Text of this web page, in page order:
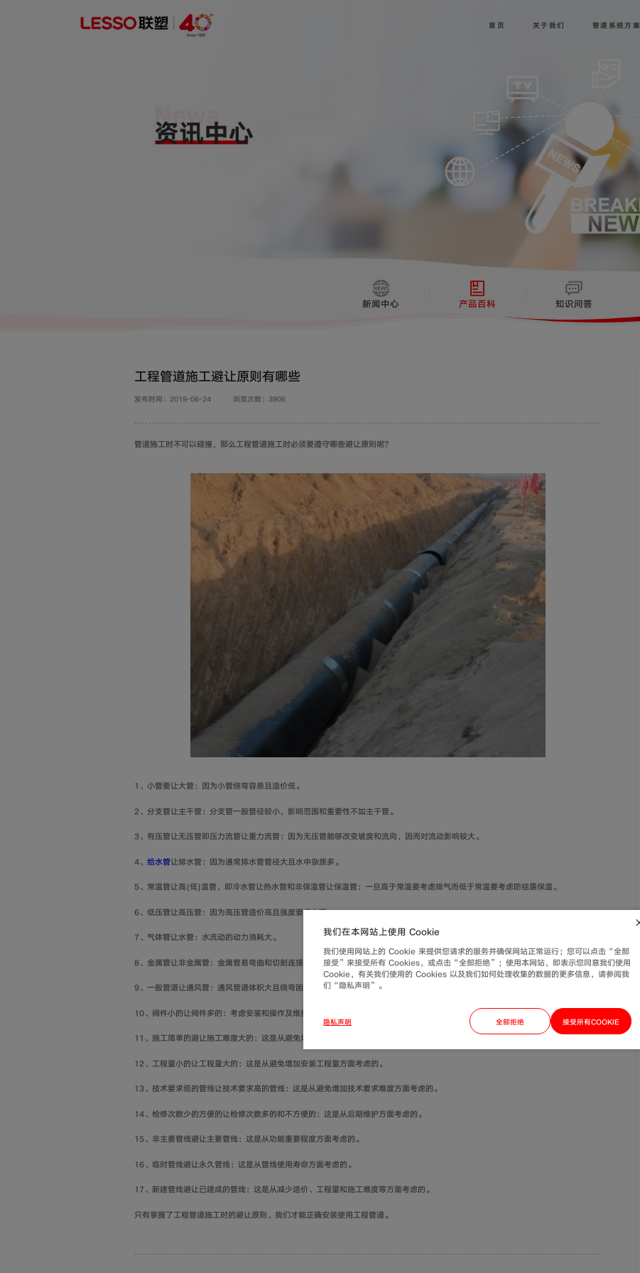
首页 关于我们 管道系统方案
新闻中心 产品百科 知识问答
工程管道施工避让原则有哪些
发布时间：2019-06-24 浏览次数：3906
管道施工时不可以碰撞，那么工程管道施工时必须要遵守哪些避让原则呢?
1、小管要让大管：因为小管绕弯容易且造价低。
2、分支管让主干管：分支管一般管径较小，影响范围和重要性不如主干管。
3、有压管让无压管即压力流管让重力流管：因为无压管能够改变坡度和流向，因而对流动影响较大。
4、 给水管让排水管：因为通常排水管管径大且水中杂质多。
5、常温管让高(低)温管，即冷水管让热水管和非保温管让保温管：一旦高于常温要考虑排气而低于常温要考虑防结露保温。
6、低压管让高压管：因为高压管造价高且强度要求也高。
7、气体管让水管：水流动的动力消耗大。
8、金属管让非金属管：金属管易弯曲和切割连接。
9、一般管道让通风管：通风管道体积大且绕弯困难。
10、阀件小的让阀件多的：考虑安装和操作及维护等因素。
11、施工简单的避让施工难度大的：这是从避免增加安装难度方面考虑的。
12、工程量小的让工程量大的：这是从避免增加安装工程量方面考虑的。
13、技术要求低的管线让技术要求高的管线：这是从避免增加技术要求难度方面考虑的。
14、检修次数少的方便的让检修次数多的和不方便的：这是从后期维护方面考虑的。
15、非主要管线避让主要管线：这是从功能重要程度方面考虑的。
16、临时管线避让永久管线：这是从管线使用寿命方面考虑的。
17、新建管线避让已建成的管线：这是从减少造价、工程量和施工难度等方面考虑的。
只有掌握了工程管道施工时的避让原则、我们才能正确安装使用工程管道。
我们在本网站上使用 Cookie
我们使用网站上的 Cookie 来提供您请求的服务并确保网站正常运行；您可以点击“全部
接受”来接受所有 Cookies，或点击“全部拒绝”；使用本网站，即表示您同意我们使用
Cookie，有关我们使用的 Cookies 以及我们如何处理收集的数据的更多信息，请参阅我
们“隐私声明”。
隐私声明 全部拒绝 接受所有COOKIE